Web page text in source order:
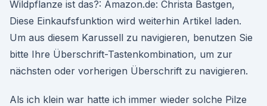
Wildpflanze ist das?: Amazon.de: Christa Bastgen,
Diese Einkaufsfunktion wird weiterhin Artikel laden.
Um aus diesem Karussell zu navigieren, benutzen Sie
bitte Ihre Überschrift-Tastenkombination, um zur
nächsten oder vorherigen Überschrift zu navigieren.
Als ich klein war hatte ich immer wieder solche Pilze